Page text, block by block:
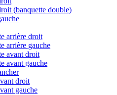
(banquette double)
arrière droit
arrière gauche
avant droit
avant gauche
droit
gauche